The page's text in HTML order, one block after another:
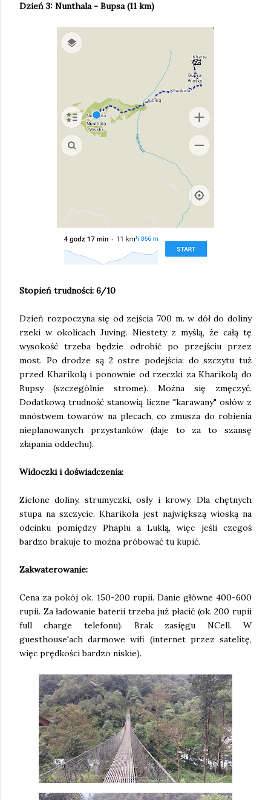
Dzień 3: Nunthala - Bupsa (11 km)
Stopień trudności: 6/10
Dzień rozpoczyna się od zejścia 700 m. w dół do doliny
rzeki w okolicach Juving. Niestety z myślą, że całą tę
wysokość trzeba będzie odrobić po przejściu przez
most. Po drodze są 2 ostre podejścia: do szczytu tuż
przed Kharikolą i ponownie od rzeczki za Kharikolą do
Bupsy (szczególnie strome). Można się zmęczyć.
Dodatkową trudność stanowią liczne "karawany" osłów z
mnóstwem towarów na plecach, co zmusza do robienia
nieplanowanych przystanków (daje to za to szansę
złapania oddechu).
Widoczki i doświadczenia:
Zielone doliny, strumyczki, osły i krowy. Dla chętnych
stupa na szczycie. Kharikola jest największą wioską na
odcinku pomiędzy Phaplu a Luklą, więc jeśli czegoś
bardzo brakuje to można próbować tu kupić.
Zakwaterowanie:
Cena za pokój ok. 150-200 rupii. Danie główne 400-600
rupii. Za ładowanie baterii trzeba już płacić (ok. 200 rupii
full charge telefonu). Brak zasięgu NCell. W
guesthouse'ach darmowe wifi (internet przez satelitę,
więc prędkości bardzo niskie).